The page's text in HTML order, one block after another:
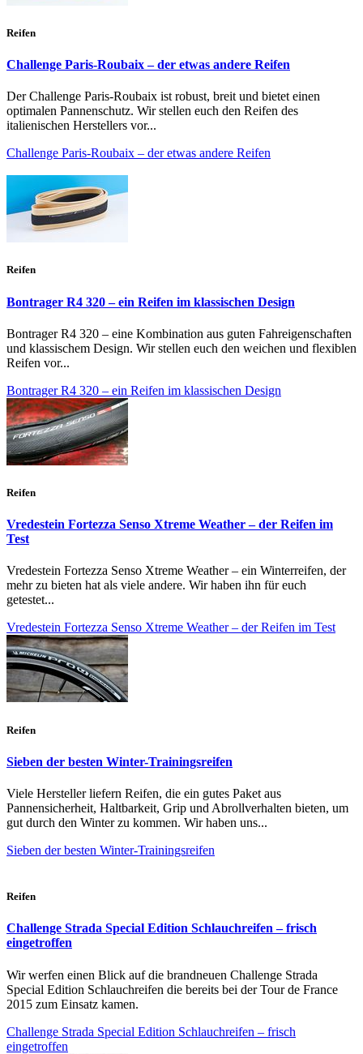
Reifen
Challenge Paris-Roubaix – der etwas andere Reifen
Der Challenge Paris-Roubaix ist robust, breit und bietet einen
optimalen Pannenschutz. Wir stellen euch den Reifen des
italienischen Herstellers vor...
Challenge Paris-Roubaix – der etwas andere Reifen
Reifen
Bontrager R4 320 – ein Reifen im klassischen Design
Bontrager R4 320 – eine Kombination aus guten Fahreigenschaften
und klassischem Design. Wir stellen euch den weichen und flexiblen
Reifen vor...
Bontrager R4 320 – ein Reifen im klassischen Design
Reifen
Vredestein Fortezza Senso Xtreme Weather – der Reifen im
Test
Vredestein Fortezza Senso Xtreme Weather – ein Winterreifen, der
mehr zu bieten hat als viele andere. Wir haben ihn für euch
getestet...
Vredestein Fortezza Senso Xtreme Weather – der Reifen im Test
Reifen
Sieben der besten Winter-Trainingsreifen
Viele Hersteller liefern Reifen, die ein gutes Paket aus
Pannensicherheit, Haltbarkeit, Grip und Abrollverhalten bieten, um
gut durch den Winter zu kommen. Wir haben uns...
Sieben der besten Winter-Trainingsreifen
Reifen
Challenge Strada Special Edition Schlauchreifen – frisch
eingetroffen
Wir werfen einen Blick auf die brandneuen Challenge Strada
Special Edition Schlauchreifen die bereits bei der Tour de France
2015 zum Einsatz kamen.
Challenge Strada Special Edition Schlauchreifen – frisch
eingetroffen